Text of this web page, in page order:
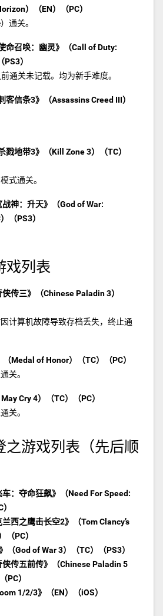
）（EN）（PC）
通关。
命召唤：幽灵》（Call of Duty:
）
通关未记载。均为新手难度。
客信条3》（Assassins Creed III）
戮地带3》（Kill Zone 3）（TC）
式通关。
神：升天》（God of War:
（PS3）
戏列表
传三》（Chinese Paladin 3）
计算机故障导致存档丢失，终止通
（Medal of Honor）（TC）（PC）
关。
Cry 4）（TC）（PC）
关。
之游戏列表（先后顺
车：夺命狂飙》（Need For Speed:
西之鹰击长空2》（Tom Clancy’s
（PC）
（God of War 3）（TC）（PS3）
侠传五前传》（Chinese Paladin 5
PC）
1/2/3》（EN）（iOS）